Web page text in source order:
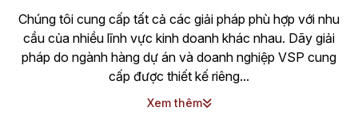
Chúng tôi cung cấp tất cả các giải pháp phù hợp với nhu
cầu của nhiều lĩnh vực kinh doanh khác nhau. Dãy giải
pháp do ngành hàng dự án và doanh nghiệp VSP cung
cấp được thiết kế riêng...
Xem thêm